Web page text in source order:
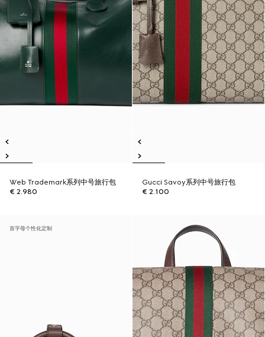
Web Trademark系列中号旅行包
€ 2.980
Gucci Savoy系列中号旅行包
€ 2.100
首字母个性化定制